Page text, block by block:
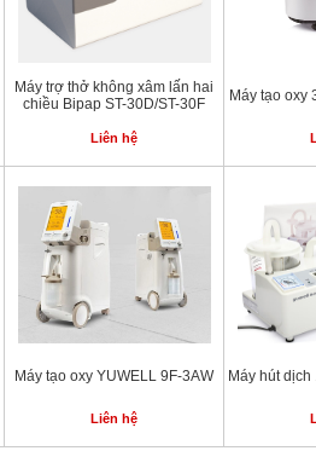
Máy trợ thở không xâm lấn hai
chiều Bipap ST-30D/ST-30F
Liên hệ
Máy tạo oxy
Máy tạo oxy YUWELL 9F-3AW
Liên hệ
Máy hút